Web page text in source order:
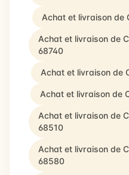
Achat et livraison de
Achat et livraison de
68740
Achat et livraison de
Achat et livraison de
Achat et livraison de
68510
Achat et livraison de
68580